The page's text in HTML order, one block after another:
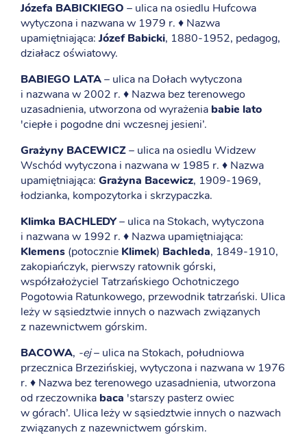
Józefa BABICKIEGO – ulica na osiedlu Hufcowa
wytyczona i nazwana w 1979 r. ♦ Nazwa
upamiętniająca:Józef Babicki, 1880-1952, pedagog,
działacz oświatowy.
BABIEGO LATA– ulica na Dołach wytyczona
i nazwana w 2002 r. ♦ Nazwa bez terenowego
uzasadnienia, utworzona od wyrażenia babie lato
'ciepłe i pogodne dni wczesnej jesieni’.
Grażyny BACEWICZ– ulica na osiedlu Widzew
Wschód wytyczona i nazwana w 1985 r. ♦ Nazwa
upamiętniająca: Grażyna Bacewicz, 1909-1969,
łodzianka, kompozytorka i skrzypaczka.
Klimka BACHLEDY– ulica na Stokach, wytyczona
i nazwana w 1992 r. ♦ Nazwa upamiętniająca:
Klemens (potocznie Klimek) Bachleda, 1849-1910,
zakopiańczyk, pierwszy ratownik górski,
współzałożyciel Tatrzańskiego Ochotniczego
Pogotowia Ratunkowego, przewodnik tatrzański. Ulica
leży w sąsiedztwie innych o nazwach związanych
z nazewnictwem górskim.
BACOWA, -ej– ulica na Stokach, południowa
przecznica Brzezińskiej, wytyczona i nazwana w 1976
r. ♦ Nazwa bez terenowego uzasadnienia, utworzona
od rzeczownika baca 'starszy pasterz owiec
w górach’. Ulica leży w sąsiedztwie innych o nazwach
związanych z nazewnictwem górskim.